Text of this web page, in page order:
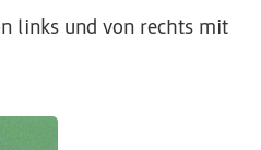
links und von rechts mit